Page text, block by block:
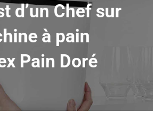
d’un Chef sur
à pain
Pain Doré